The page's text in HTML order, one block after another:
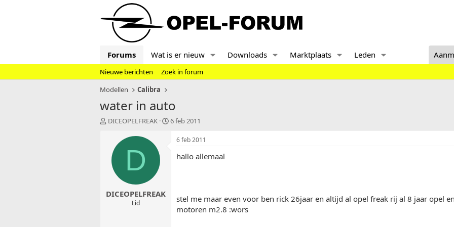
Forums Wat is er nieuw Downloads Marktplaats Leden
Nieuwe berichten
Zoek in forum
Modellen
Calibra
water in auto
T
r
DICEOPELFREAK
S
6 feb 2011
D
DICEOPELFREAK
Lid
6 feb 2011
hallo allemaal
stel me maar even voor ben rick 26jaar en altijd al opel freak rij al 8 jaar opel
motoren m2.8 :wors